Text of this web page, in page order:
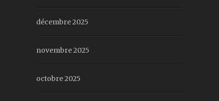
décembre 2025
novembre 2025
octobre 2025